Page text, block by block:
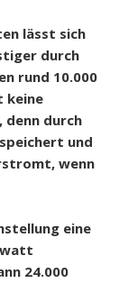
lässt sich
durch
rund 10.000
keine
denn durch
und
wenn
eine
24.000